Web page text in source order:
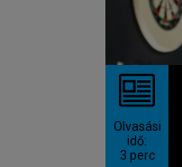
Olvasási
idő:
3 perc